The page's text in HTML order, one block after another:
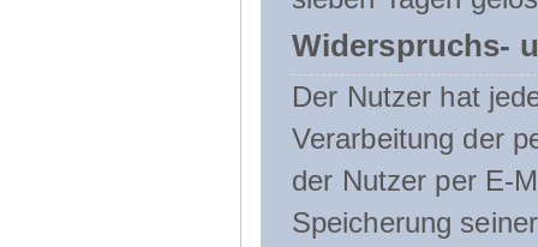
Widerspruchs-
Der Nutzer hat
Verarbeitung der
der Nutzer per E-
Speicherung